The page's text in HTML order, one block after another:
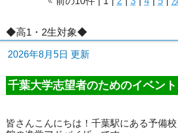
◆高1・2生対象◆
2026年8月5日 更新
千葉大学志望者のためのイベント
皆さんこんにちは！千葉駅にある予備